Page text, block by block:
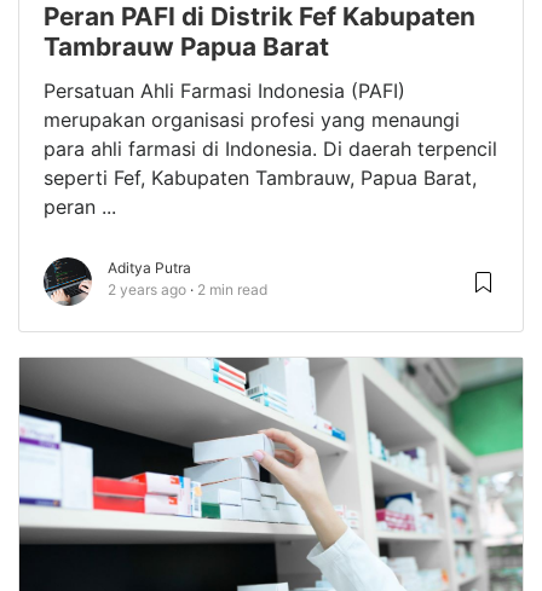
Peran PAFI di Distrik Fef Kabupaten
Tambrauw Papua Barat
Persatuan Ahli Farmasi Indonesia (PAFI)
merupakan organisasi profesi yang menaungi
para ahli farmasi di Indonesia. Di daerah terpencil
seperti Fef, Kabupaten Tambrauw, Papua Barat,
peran ...
Aditya Putra
2 years ago
2 min read